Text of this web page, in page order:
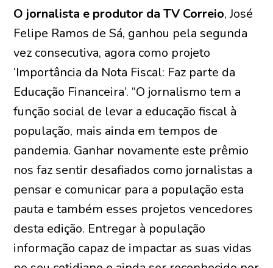
O jornalista e produtor da TV Correio, José
Felipe Ramos de Sá, ganhou pela segunda
vez consecutiva, agora como projeto
‘Importância da Nota Fiscal: Faz parte da
Educação Financeira’. “O jornalismo tem a
função social de levar a educação fiscal à
população, mais ainda em tempos de
pandemia. Ganhar novamente este prêmio
nos faz sentir desafiados como jornalistas a
pensar e comunicar para a população esta
pauta e também esses projetos vencedores
desta edição. Entregar à população
informação capaz de impactar as suas vidas